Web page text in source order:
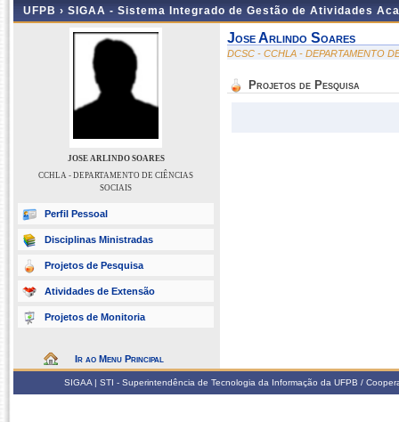
UFPB › SIGAA - Sistema Integrado de Gestão de Atividades
JOSE ARLINDO SOARES
CCHLA - DEPARTAMENTO DE CIÊNCIAS
SOCIAIS
Perfil Pessoal
Disciplinas Ministradas
Projetos de Pesquisa
Atividades de Extensão
Projetos de Monitoria
Ir ao Menu Principal
Jose Arlindo Soares
DCSC - CCHLA - DEPARTAMENTO
Projetos de Pesquisa
SIGAA | STI - Superintendência de Tecnologia da Informação da UFPB /